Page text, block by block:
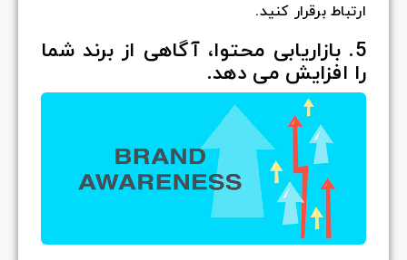
ارتباط برقرار کنید.
5. بازاریابی محتوا، آگاهی از برند شما
را افزایش می دهد.